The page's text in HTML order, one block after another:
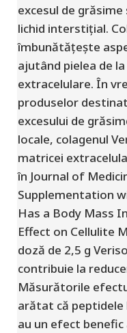
excesul de
lichid interstițial.
îmbunătățește
ajutând pielea de
extracelulare. În
produselor
excesului de
locale, colagenul
matricei
în Journal of
Supplementation
Has a Body Mass
Effect on Cellulite
doză de 2,5 g
contribuie la
Măsurătorile
arătat că peptidele
au un efect